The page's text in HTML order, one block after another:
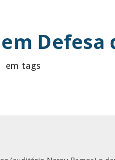
Defesa
em tags